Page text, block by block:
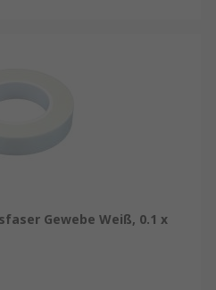
Gewebe Weiß, 0.1 x